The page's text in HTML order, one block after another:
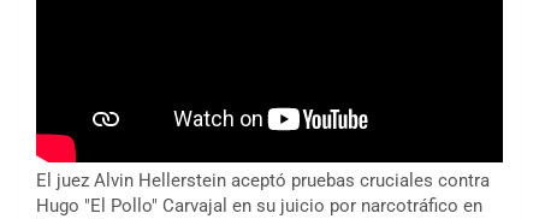
El juez Alvin Hellerstein aceptó pruebas cruciales contra
Hugo "El Pollo" Carvajal en su juicio por narcotráfico en